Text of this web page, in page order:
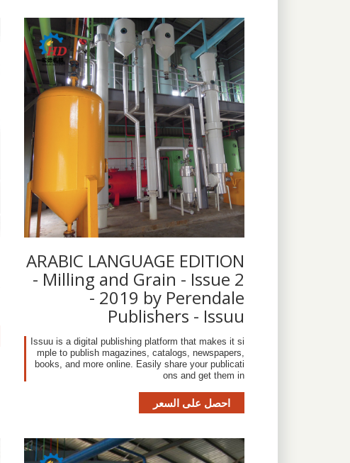
ARABIC LANGUAGE EDITION
- Milling and Grain - Issue 2
- 2019 by Perendale
Publishers - Issuu
Issuu is a digital publishing platform that makes it si
mple to publish magazines, catalogs, newspapers,
books, and more online. Easily share your publicati
ons and get them in
احصل على السعر